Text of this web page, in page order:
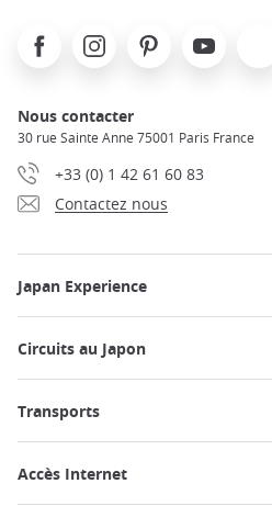
FacebookInstagramPinterest Youtube
Nous contacter
30 rue Sainte Anne 75001 Paris France
+33 (0) 1 42 61 60 83
Contactez nous
Japan Experience
Circuits au Japon
Transports
Accès Internet